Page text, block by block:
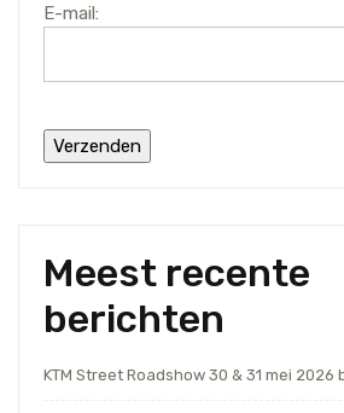
E-mail:
Meest recente
berichten
KTM Street Roadshow 30 & 31 mei 2026